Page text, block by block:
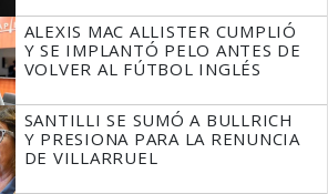
ALEXIS MAC ALLISTER CUMPLIÓ
Y SE IMPLANTÓ PELO ANTES DE
VOLVER AL FÚTBOL INGLÉS
SANTILLI SE SUMÓ A BULLRICH
Y PRESIONA PARA LA RENUNCIA
DE VILLARRUEL